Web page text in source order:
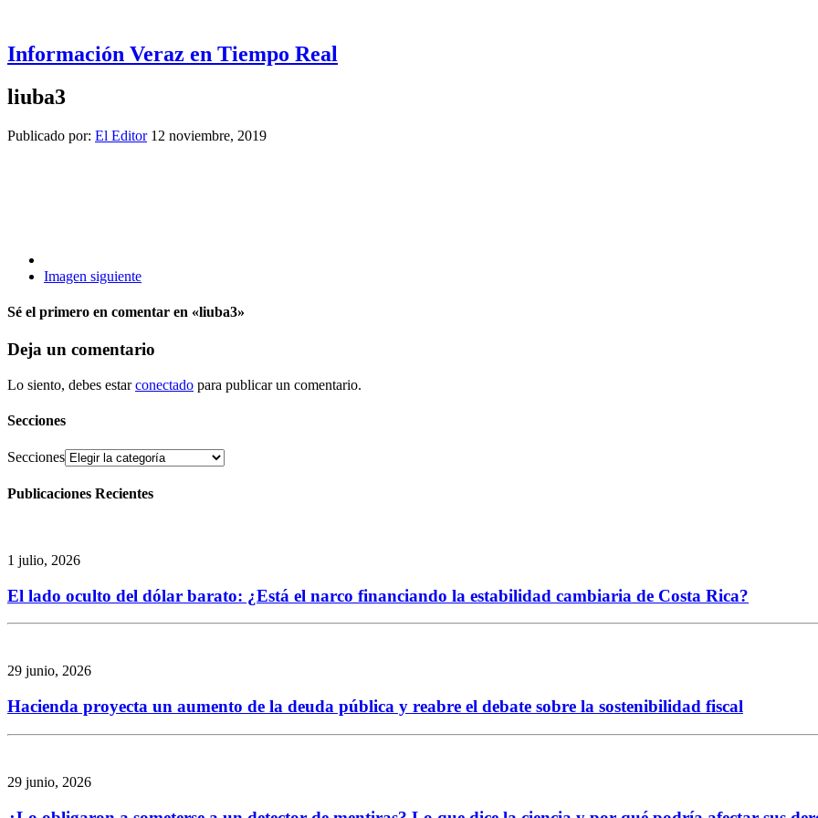
Información Veraz en Tiempo Real
liuba3
Publicado por: El Editor 12 noviembre, 2019
Imagen siguiente
Sé el primero en comentar en «liuba3»
Deja un comentario
Lo siento, debes estarconectado para publicar un comentario.
Secciones
Secciones
Publicaciones Recientes
1 julio, 2026
El lado oculto del dólar barato: ¿Está el narco financiando la estabilidad cambiaria de Costa Rica?
29 junio, 2026
Hacienda proyecta un aumento de la deuda pública y reabre el debate sobre la sostenibilidad fiscal
29 junio, 2026